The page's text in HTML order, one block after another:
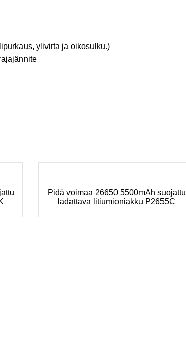
ylivirta ja oikosulku.)
Pidä voimaa 26650 5500mAh suojattu
ladattava litiumioniakku P2655C